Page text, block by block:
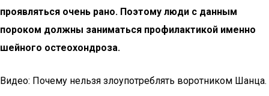
проявляться очень рано. Поэтому люди с данным
пороком должны заниматься профилактикой именно
шейного остеохондроза.
Видео: Почему нельзя злоупотреблять воротником Шанца.